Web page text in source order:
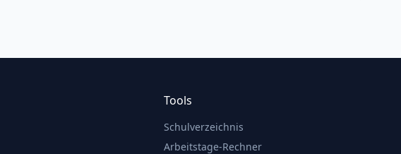
Tools
Schulverzeichnis
Arbeitstage-Rechner